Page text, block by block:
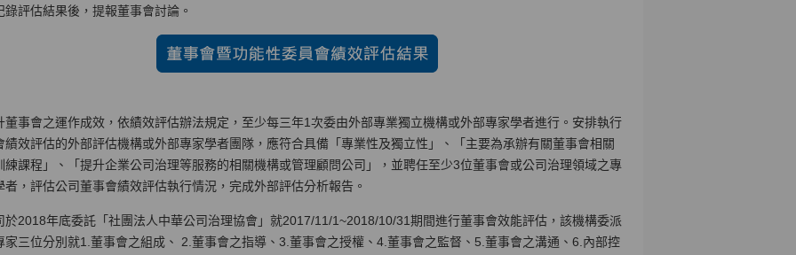
錄評估結果後，提報董事會討論。
董事會之運作成效，依績效評估辦法規定，至少每三年1次委由外部專業獨立機構或外部專家學者進行。安排執行
績效評估的外部評估機構或外部專家學者團隊，應符合具備「專業性及獨立性」、「主要為承辦有關董事會相關
練課程」、「提升企業公司治理等服務的相關機構或管理顧問公司」，並聘任至少3位董事會或公司治理領域之專
者，評估公司董事會績效評估執行情況，完成外部評估分析報告。
於2018年底委託「社團法人中華公司治理協會」就2017/11/1~2018/10/31期間進行董事會效能評估，該機構委派
家三位分別就1.董事會之組成、 2.董事會之指導、3.董事會之授權、4.董事會之監督、5.董事會之溝通、6.內部控